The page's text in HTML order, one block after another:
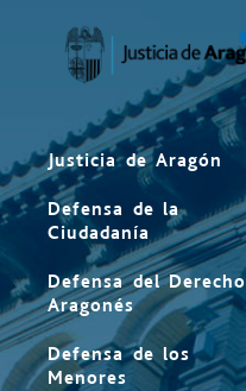
Justicia de Aragón
Defensa de la
Ciudadanía
Defensa del Derecho
Aragonés
Defensa de los
Menores